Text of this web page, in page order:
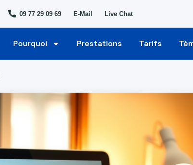
09 77 29 09 69 E-Mail Live Chat
Pourquoi Prestations Tarifs